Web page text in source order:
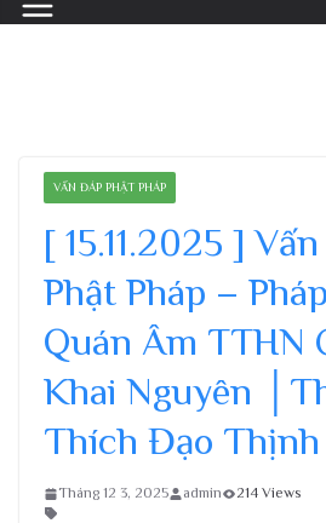
VẤN ĐÁP PHẬT PHÁP
[ 15.11.2025 ]
Phật Pháp –
Quán Âm TTHN
Khai Nguyên
Thích Đạo Thịnh
Tháng 12 3, 2025 admin 214 Views